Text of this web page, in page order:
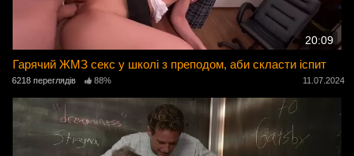
20:09
Гарячий ЖМЗ секс у школі з преподом, аби скласти іспит
6218 переглядів 88% 11.07.2024